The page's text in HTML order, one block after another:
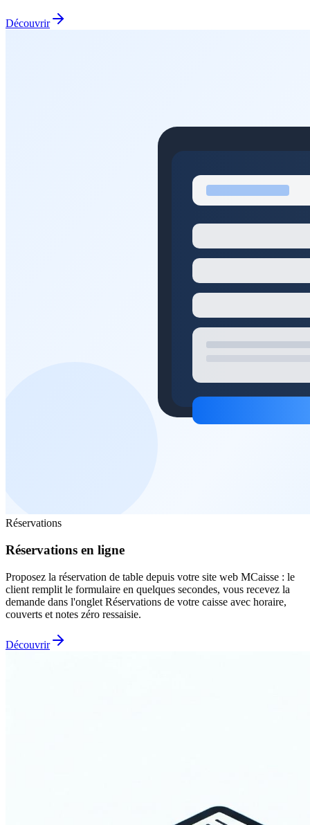
Découvrir
Réservations
Réservations en ligne
Proposez la réservation de table depuis votre site web MCaisse : le
client remplit le formulaire en quelques secondes, vous recevez la
demande dans l'onglet Réservations de votre caisse avec horaire,
couverts et notes zéro ressaisie.
Découvrir